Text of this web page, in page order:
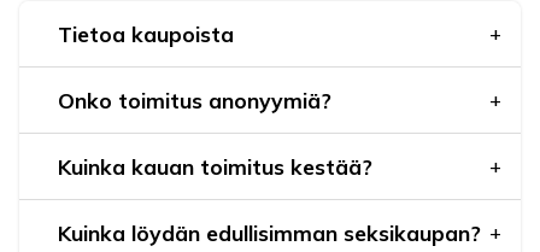
Tietoa kaupoista
Onko toimitus anonyymiä?
Kuinka kauan toimitus kestää?
Kuinka löydän edullisimman seksikaupan?